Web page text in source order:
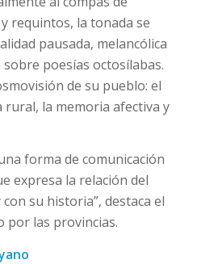
requintos, la tonada se
pausada, melancólica
poesías octosílabas.
de su pueblo: el
rural, la memoria afectiva y
forma de comunicación
expresa la relación del
su historia”, destaca el
por las provincias.